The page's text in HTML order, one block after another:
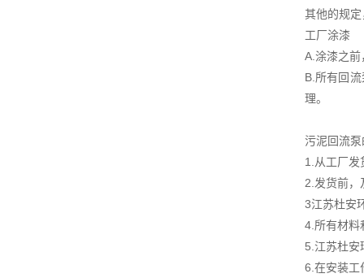
其他的规
工厂涂漆
A.涂漆之
B.所有回
理。
污泥回流
1.从工厂发
2.发货前，
3江苏杜安
4.所有材料
5.江苏杜安
6.在安装工